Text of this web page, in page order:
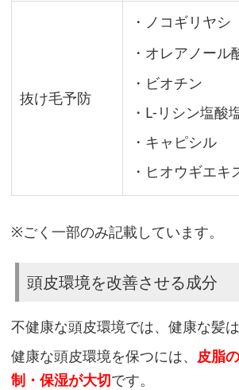
ェ
育
効
を
ッ
さ
せ
る
抜け毛予防
・ノコギリヤシ
・オレアノール
・ビオチン
・L-リシン塩酸
・キャピシル
・ヒオウギエキ
※ごく一部のみ記載しています。
頭皮環境を改善させる成分
不健康な頭皮環境では、健康な髪は
健康な頭皮環境を保つには、 皮脂
制・保湿が大切です。